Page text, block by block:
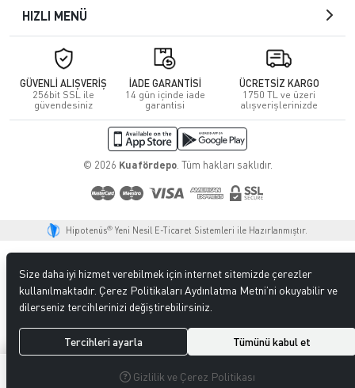
HIZLI MENÜ
GÜVENLİ ALIŞVERİŞ
256bit SSL ile
güvendesiniz
İADE GARANTİSİ
14 gün içinde iade
garantisi
ÜCRETSİZ KARGO
1750 TL ve üzeri
alışverişlerinizde
© 2026 Kuafördepo. Tüm hakları saklıdır.
Hipotenüs® Yeni Nesil E-Ticaret Sistemleri ile Hazırlanmıştır.
Size daha iyi hizmet verebilmek için internet sitemizde çerezler
kullanılmaktadır. Çerez Politikaları Aydınlatma Metni’ni okuyabilir ve
dilerseniz tercihlerinizi değiştirebilirsiniz.
Tercihleri ayarla Tümünü kabul et
Gizlilik ve Çerez Politikası